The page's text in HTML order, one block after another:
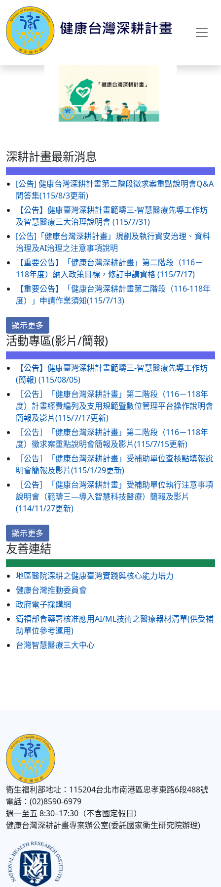
Previous
深耕計畫最新消息
[公告] 健康台灣深耕計畫第二階段徵求案重點說明會Q&A
問答集(115/8/3更新)
【公告】健康臺灣深耕計畫範疇三-智慧醫療先導工作坊
及智慧醫療三大治理說明會 (115/7/31)
[公告]「健康台灣深耕計畫」規劃及執行資安治理、資料
治理及AI治理之注意事項說明
【重要公告】「健康台灣深耕計畫」第二階段（116－
118年度）納入政策目標，修訂申請資格 (115/7/17)
【重要公告】「健康台灣深耕計畫第二階段（116-118年
度）」申請作業須知(115/7/13)
顯示更多
活動專區(影片/簡報)
【公告】健康臺灣深耕計畫範疇三-智慧醫療先導工作坊
(簡報) (115/08/05)
［公告］「健康台灣深耕計畫」第二階段（116－118年
度）計畫經費編列及支用規範暨數位管理平台操作說明會
簡報及影片(115/7/17更新)
［公告］「健康台灣深耕計畫」第二階段（116－118年
度）徵求案重點說明會簡報及影片(115/7/15更新)
［公告］「健康台灣深耕計畫」受補助單位查核點填報說
明會簡報及影片(115/1/29更新)
［公告］「健康台灣深耕計畫」受補助單位執行注意事項
說明會（範疇三—導入智慧科技醫療）簡報及影片
(114/11/27更新)
顯示更多
友善連結
地區醫院深耕之健康臺灣實踐與核心能力培力
健康台灣推動委員會
政府電子採購網
衛福部食藥署核准應用AI/ML技術之醫療器材清單(供受補
助單位參考運用)
台灣智慧醫療三大中心
衛生福利部地址：115204台北市南港區忠孝東路6段488號
電話：(02)8590-6979
週一至五 8:30–17:30（不含國定假日）
健康台灣深耕計畫專案辦公室(委託國家衛生研究院辦理)